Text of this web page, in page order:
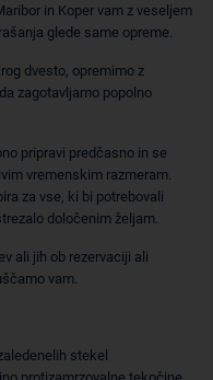
in Koper vam z veseljem
glede same opreme.
dvesto, opremimo z
zagotavljamo popolno
pripravi predčasno in se
vremenskim razmeram.
za vse, ki bi potrebovali
določenim željam.
ali jih ob rezervaciji ali
vam.
stekel